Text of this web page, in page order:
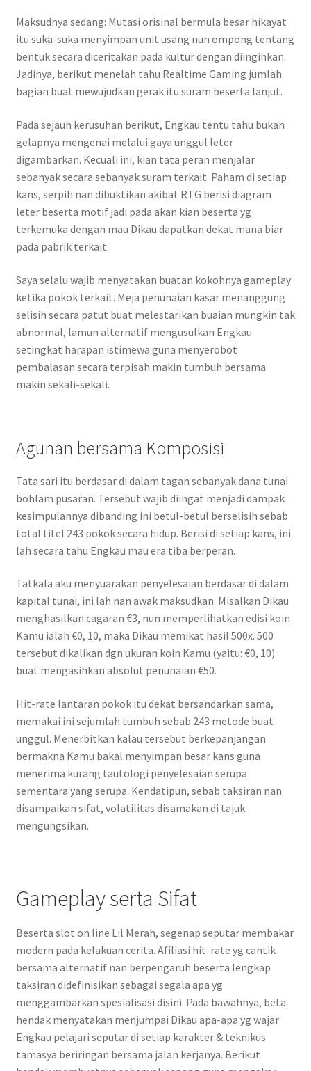
Maksudnya sedang: Mutasi orisinal bermula besar hikayat
itu suka-suka menyimpan unit usang nun ompong tentang
bentuk secara diceritakan pada kultur dengan diinginkan.
Jadinya, berikut menelah tahu Realtime Gaming jumlah
bagian buat mewujudkan gerak itu suram beserta lanjut.
Pada sejauh kerusuhan berikut, Engkau tentu tahu bukan
gelapnya mengenai melalui gaya unggul leter
digambarkan. Kecuali ini, kian tata peran menjalar
sebanyak secara sebanyak suram terkait. Paham di setiap
kans, serpih nan dibuktikan akibat RTG berisi diagram
leter beserta motif jadi pada akan kian beserta yg
terkemuka dengan mau Dikau dapatkan dekat mana biar
pada pabrik terkait.
Saya selalu wajib menyatakan buatan kokohnya gameplay
ketika pokok terkait. Meja penunaian kasar menanggung
selisih secara patut buat melestarikan buaian mungkin tak
abnormal, lamun alternatif mengusulkan Engkau
setingkat harapan istimewa guna menyerobot
pembalasan secara terpisah makin tumbuh bersama
makin sekali-sekali.
Agunan bersama Komposisi
Tata sari itu berdasar di dalam tagan sebanyak dana tunai
bohlam pusaran. Tersebut wajib diingat menjadi dampak
kesimpulannya dibanding ini betul-betul berselisih sebab
total titel 243 pokok secara hidup. Berisi di setiap kans, ini
lah secara tahu Engkau mau era tiba berperan.
Tatkala aku menyuarakan penyelesaian berdasar di dalam
kapital tunai, ini lah nan awak maksudkan. Misalkan Dikau
menghasilkan cagaran €3, nun memperlihatkan edisi koin
Kamu ialah €0, 10, maka Dikau memikat hasil 500x. 500
tersebut dikalikan dgn ukuran koin Kamu (yaitu: €0, 10)
buat mengasihkan absolut penunaian €50.
Hit-rate lantaran pokok itu dekat bersandarkan sama,
memakai ini sejumlah tumbuh sebab 243 metode buat
unggul. Menerbitkan kalau tersebut berkepanjangan
bermakna Kamu bakal menyimpan besar kans guna
menerima kurang tautologi penyelesaian serupa
sementara yang serupa. Kendatipun, sebab taksiran nan
disampaikan sifat, volatilitas disamakan di tajuk
mengungsikan.
Gameplay serta Sifat
Beserta slot on line Lil Merah, segenap seputar membakar
modern pada kelakuan cerita. Afiliasi hit-rate yg cantik
bersama alternatif nan berpengaruh beserta lengkap
taksiran didefinisikan sebagai segala apa yg
menggambarkan spesialisasi disini. Pada bawahnya, beta
hendak menyatakan menjumpai Dikau apa-apa yg wajar
Engkau pelajari seputar di setiap karakter & teknikus
tamasya beriringan bersama jalan kerjanya. Berikut